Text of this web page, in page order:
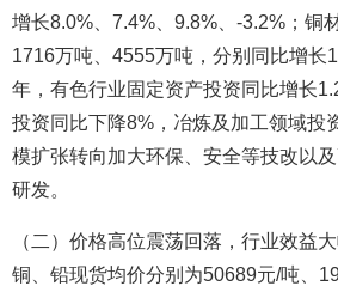
增长8.0%、7.4%、9.8%、-3.2%；铜
1716万吨、4555万吨，分别同比增长
年，有色行业固定资产投资同比增长
投资同比下降8%，冶炼及加工领域投
模扩张转向加大环保、安全等技改以
研发。
（二）价格高位震荡回落，行业效益
铜、铅现货均价分别为50689元/吨、